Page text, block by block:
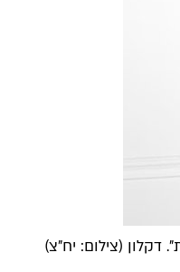
(צילום: יח"צ)